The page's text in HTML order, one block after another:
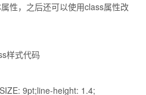
性，之后还可以使用class属性改
样式代码
9pt;line-height: 1.4;